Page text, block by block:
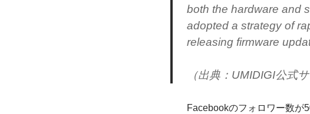
both the hardware and
adopted a strategy of
releasing firmware
（出典：UMIDIGI公式サ
Facebookのフォロワー数が